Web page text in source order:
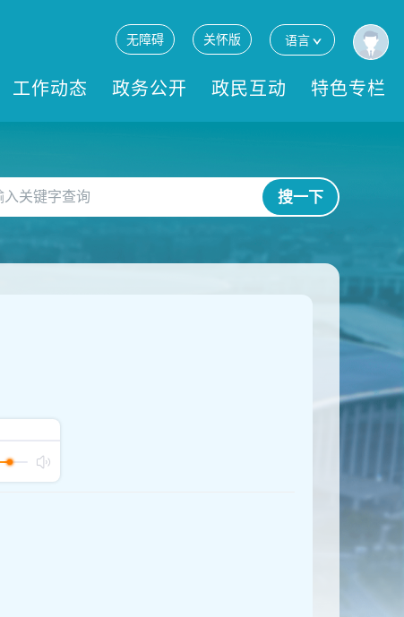
无障碍 关怀版 语言
工作动态 政务公开 政民互动 特色专栏
搜一下